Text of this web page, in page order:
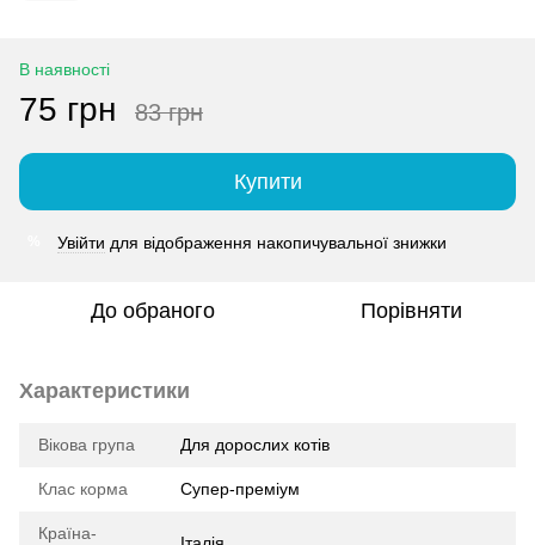
В наявності
75 грн 83 грн
Купити
Увійти для відображення накопичувальної знижки
До обраного Порівняти
Характеристики
Вікова група Для дорослих котів
Клас корма Супер-преміум
Країна-